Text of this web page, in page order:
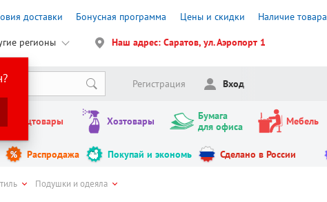
доставки Бонусная программа Цены и скидки Наличие товара
регионы Наш адрес: Саратов, ул. Аэропорт 1
Регистрация Вход
Канцтовары Хозтовары
Бумага
для офиса
Мебель
Распродажа Покупай и экономь Сделано в России
Подушки и одеяла